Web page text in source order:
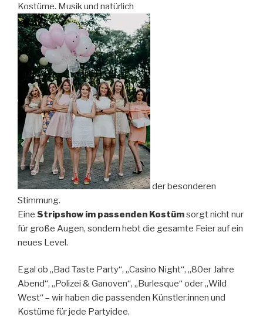
Kostüme, Musik und natürlich
der besonderen
Stimmung.
Eine Stripshow im passenden Kostümsorgt nicht nur
für große Augen, sondern hebt die gesamte Feier auf ein
neues Level.
Egal ob „Bad Taste Party“, „Casino Night“, „80er Jahre
Abend“, „Polizei & Ganoven“, „Burlesque“ oder „Wild
West“ – wir haben die passenden Künstler:innen und
Kostüme für jede Partyidee.